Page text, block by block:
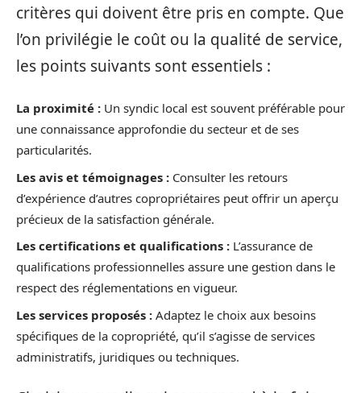
critères qui doivent être pris en compte. Que
l’on privilégie le coût ou la qualité de service,
les points suivants sont essentiels :
La proximité : Un syndic local est souvent préférable pour
une connaissance approfondie du secteur et de ses
particularités.
Les avis et témoignages : Consulter les retours
d’expérience d’autres copropriétaires peut offrir un aperçu
précieux de la satisfaction générale.
Les certifications et qualifications : L’assurance de
qualifications professionnelles assure une gestion dans le
respect des réglementations en vigueur.
Les services proposés : Adaptez le choix aux besoins
spécifiques de la copropriété, qu’il s’agisse de services
administratifs, juridiques ou techniques.